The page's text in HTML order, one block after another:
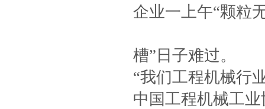
企业一上午“颗粒
槽”日子难过。
“我们工程机械行
中国工程机械工